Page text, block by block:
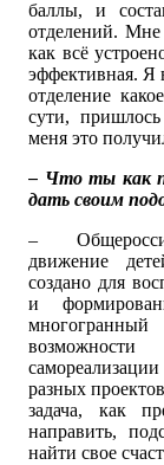
баллы, и
отделений.
как всё
эффективная. Я
отделение
сути,
меня это
– Что ты как
дать своим
–
движение
создано для
и
разных
задача, как
направить,
найти свое